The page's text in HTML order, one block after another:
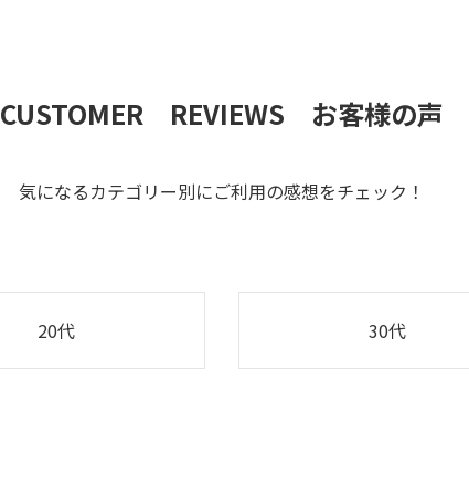
CUSTOMER REVIEWS お客様の声
気になるカテゴリー別にご利用の感想をチェック！
20代 30代